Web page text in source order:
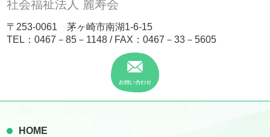
社会福祉法人 麗寿会
〒253-0061 茅ヶ崎市南湖1-6-15
TEL：0467－85－1148 / FAX：0467－33－5605
HOME